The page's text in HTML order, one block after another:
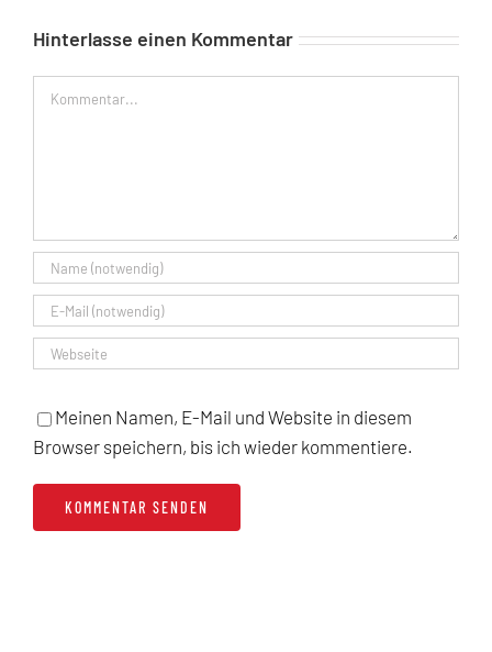
Hinterlasse einen Kommentar
Kommentar
Meinen Namen, E-Mail und Website in diesem
Browser speichern, bis ich wieder kommentiere.